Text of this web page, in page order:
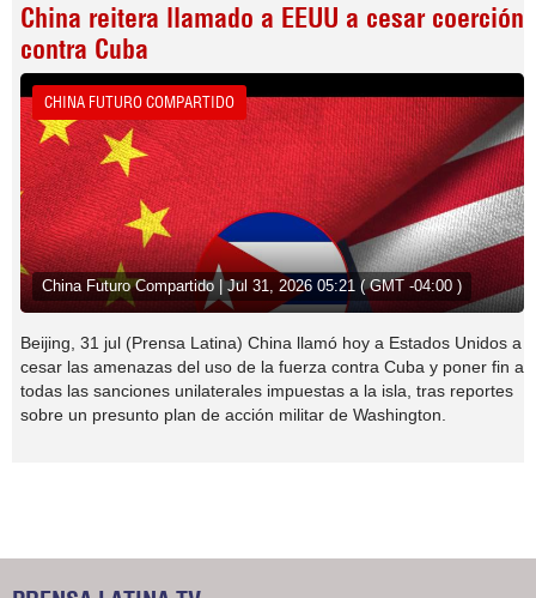
China reitera llamado a EEUU a cesar coerción
contra Cuba
CHINA FUTURO COMPARTIDO
China Futuro Compartido | Jul 31, 2026 05:21 ( GMT -04:00 )
Beijing, 31 jul (Prensa Latina) China llamó hoy a Estados Unidos a
cesar las amenazas del uso de la fuerza contra Cuba y poner fin a
todas las sanciones unilaterales impuestas a la isla, tras reportes
sobre un presunto plan de acción militar de Washington.